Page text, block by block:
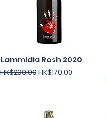
快速瀏覽
Lammidia Rosh 2020
一般價格
HK$200.00促銷價格
HK$170.00